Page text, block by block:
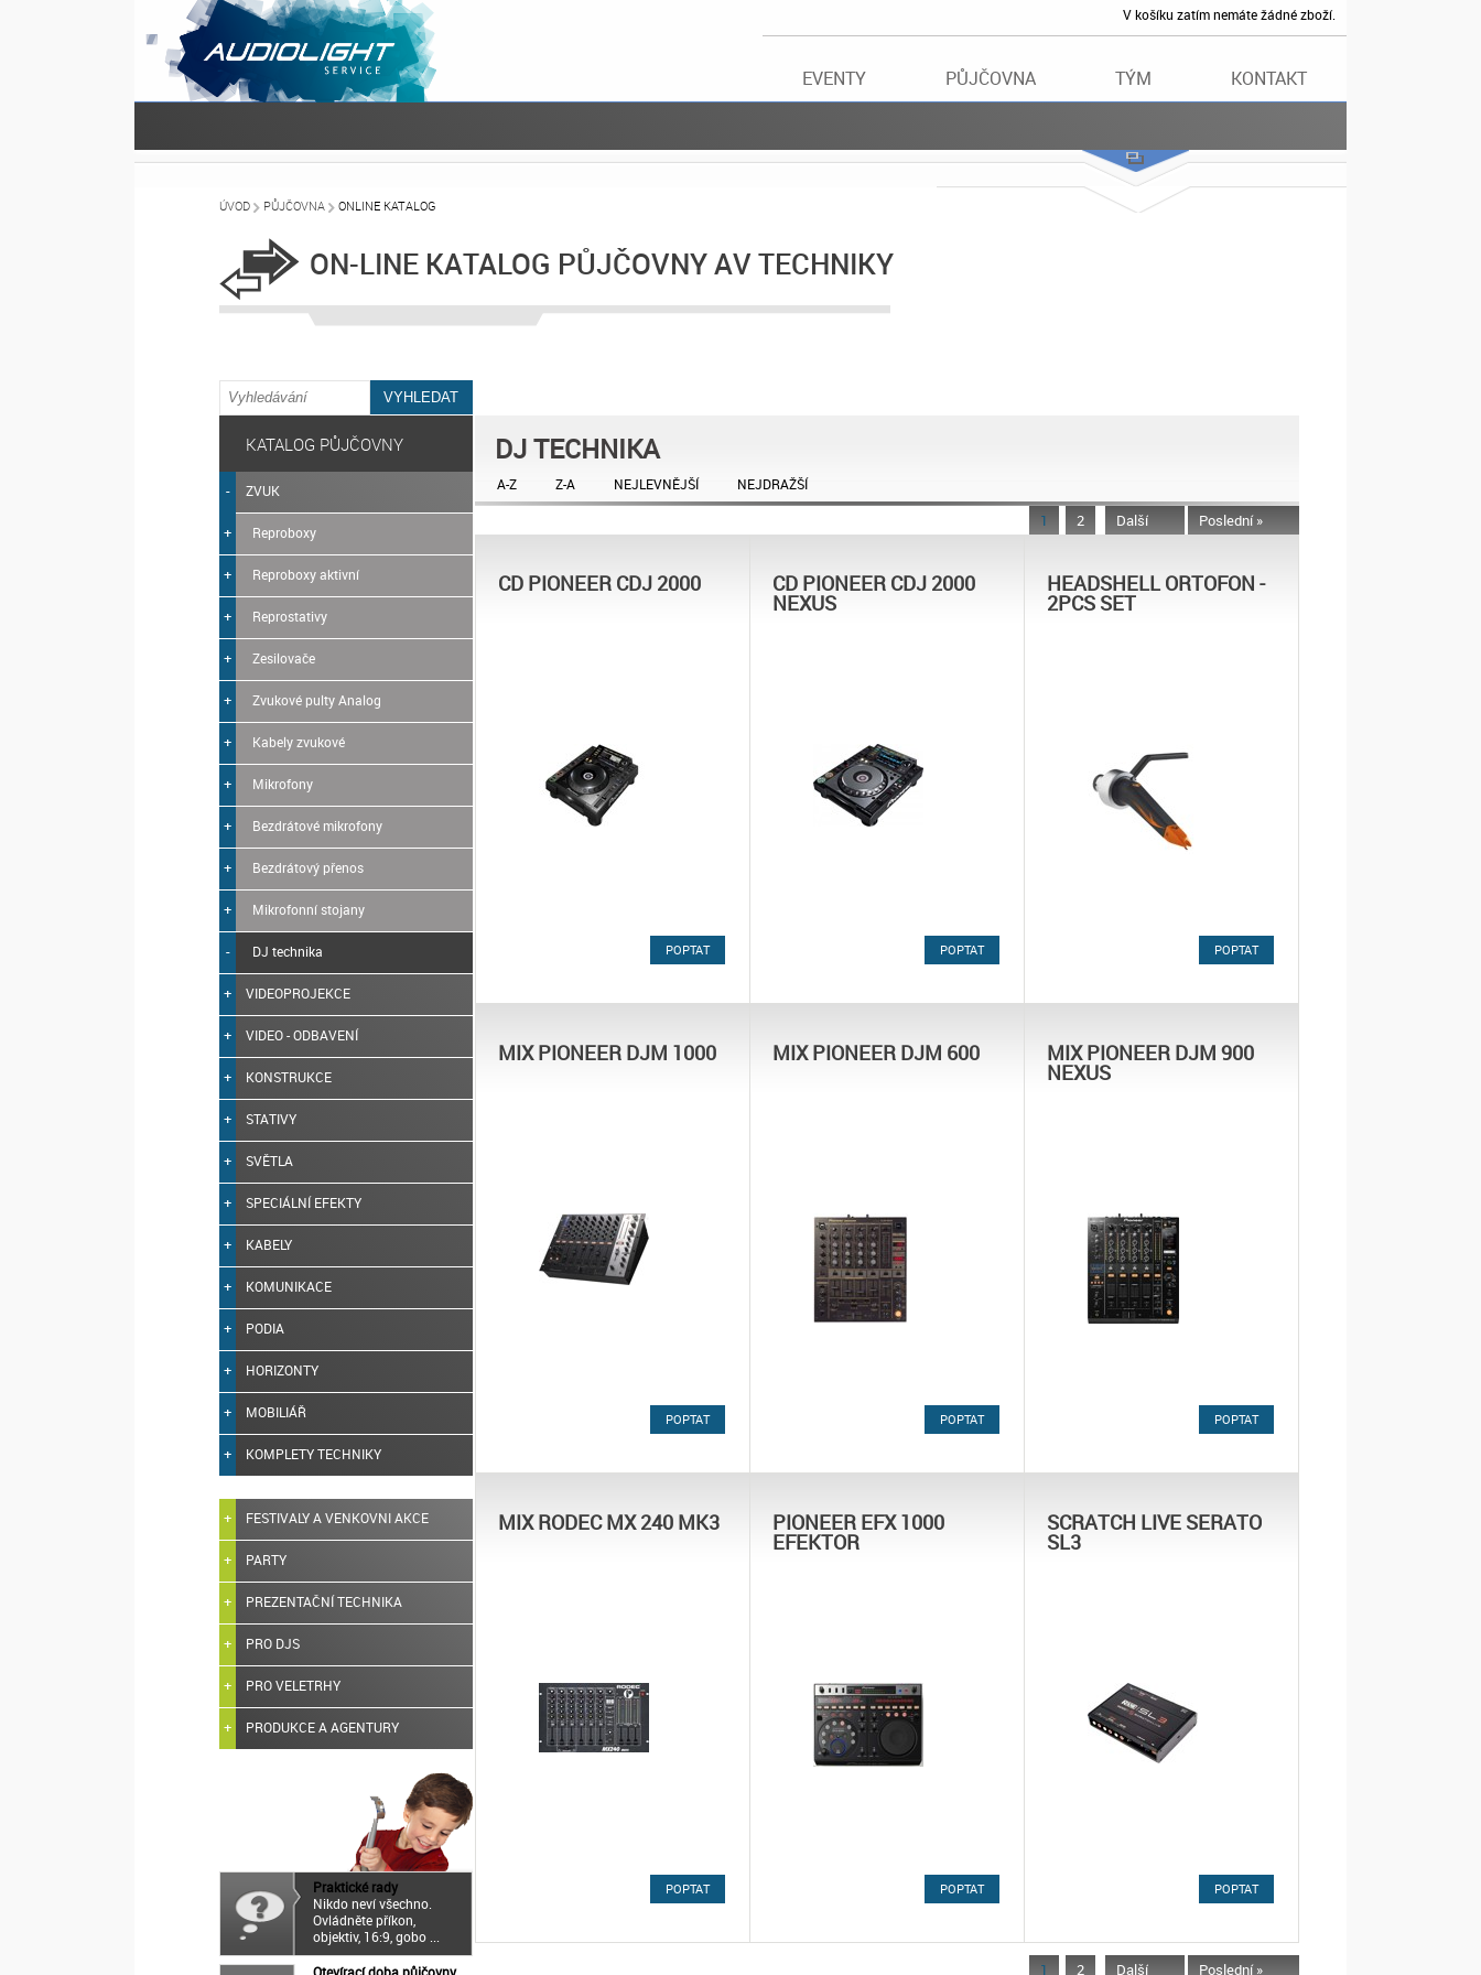
V košíku zatím nemáte žádné zboží.
EVENTY PŮJČOVNA TÝM KONTAKT
ÚVOD PŮJČOVNA ONLINE KATALOG
ON-LINE KATALOG PŮJČOVNY AV TECHNIKY
KATALOG PŮJČOVNY
ZVUK
Reproboxy
Reproboxy aktivní
Reprostativy
Zesilovače
Zvukové pulty Analog
Kabely zvukové
Mikrofony
Bezdrátové mikrofony
Bezdrátový přenos
Mikrofonní stojany
DJ technika
VIDEOPROJEKCE
VIDEO - ODBAVENÍ
KONSTRUKCE
STATIVY
SVĚTLA
SPECIÁLNÍ EFEKTY
KABELY
KOMUNIKACE
PODIA
HORIZONTY
MOBILIÁŘ
KOMPLETY TECHNIKY
FESTIVALY A VENKOVNI AKCE
PARTY
PREZENTAČNÍ TECHNIKA
PRO DJS
PRO VELETRHY
PRODUKCE A AGENTURY
Praktické rady
Nikdo neví všechno.
Ovládněte příkon,
objektiv, 16:9, gobo ...
DJ TECHNIKA
A-Z Z-A NEJLEVNĚJŠÍ NEJDRAŽŠÍ
1 2 Další Poslední »
CD PIONEER CDJ 2000
POPTAT
CD PIONEER CDJ 2000
NEXUS
POPTAT
HEADSHELL ORTOFON -
2PCS SET
POPTAT
MIX PIONEER DJM 1000
POPTAT
MIX PIONEER DJM 600
POPTAT
MIX PIONEER DJM 900
NEXUS
POPTAT
MIX RODEC MX 240 MK3
POPTAT
PIONEER EFX 1000
EFEKTOR
POPTAT
SCRATCH LIVE SERATO
SL3
POPTAT
1 2 Další Poslední »